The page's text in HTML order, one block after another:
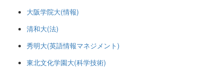
大阪学院大(情報)
清和大(法)
秀明大(英語情報マネジメント)
東北文化学園大(科学技術)